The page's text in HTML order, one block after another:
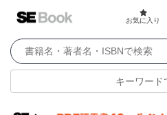
お気に入り
キーワード